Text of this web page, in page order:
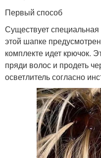
Первый способ
Существует
этой шапке
комплекте идет крючок.
пряди волос и продеть
осветлитель согласно